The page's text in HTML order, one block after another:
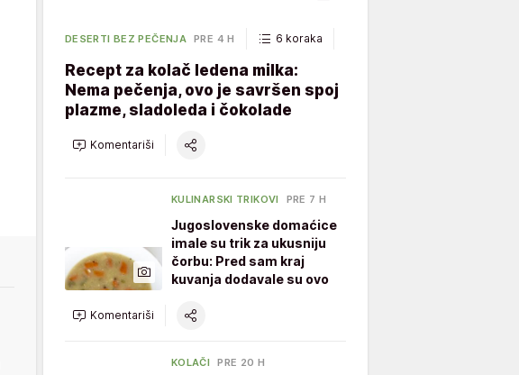
DESERTI BEZ PEČENJA PRE 4 H 6 koraka
Recept za kolač ledena milka:
Nema pečenja, ovo je savršen spoj
plazme, sladoleda i čokolade
Komentariši
KULINARSKI TRIKOVI PRE 7 H
Jugoslovenske domaćice
imale su trik za ukusniju
čorbu: Pred sam kraj
kuvanja dodavale su ovo
Komentariši
KOLAČI PRE 20 H